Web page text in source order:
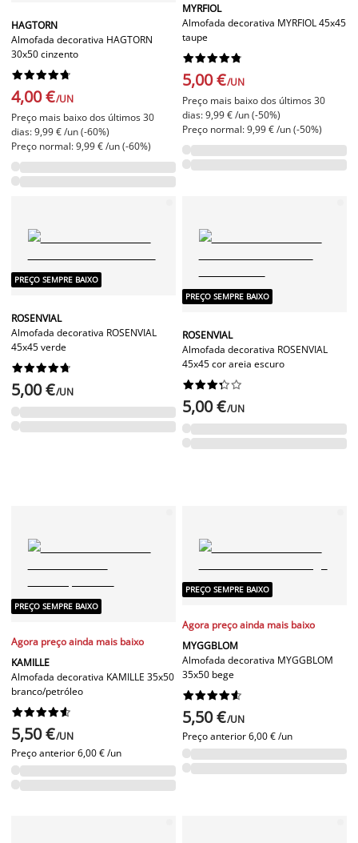
HAGTORN
Almofada decorativa HAGTORN
30x50 cinzento






4,00 €/UN
Preço mais baixo dos últimos 30
dias: 9,99 € /un (-60%)
Preço normal: 9,99 € /un (-60%)
MYRFIOL
Almofada decorativa MYRFIOL 45x45
taupe






5,00 €/UN
Preço mais baixo dos últimos 30
dias: 9,99 € /un (-50%)
Preço normal: 9,99 € /un (-50%)
PREÇO SEMPRE BAIXO
ROSENVIAL
Almofada decorativa ROSENVIAL
45x45 verde






5,00 €/UN
PREÇO SEMPRE BAIXO
ROSENVIAL
Almofada decorativa ROSENVIAL
45x45 cor areia escuro






5,00 €/UN
PREÇO SEMPRE BAIXO
Agora preço ainda mais baixo
KAMILLE
Almofada decorativa KAMILLE 35x50
branco/petróleo






5,50 €/UN
Preço anterior6,00 € /un
PREÇO SEMPRE BAIXO
Agora preço ainda mais baixo
MYGGBLOM
Almofada decorativa MYGGBLOM
35x50 bege






5,50 €/UN
Preço anterior6,00 € /un